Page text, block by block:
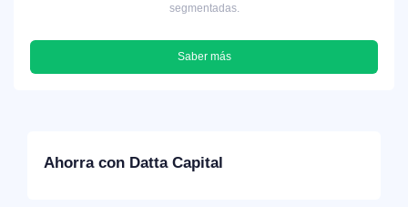
segmentadas.
Saber más
Ahorra con Datta Capital